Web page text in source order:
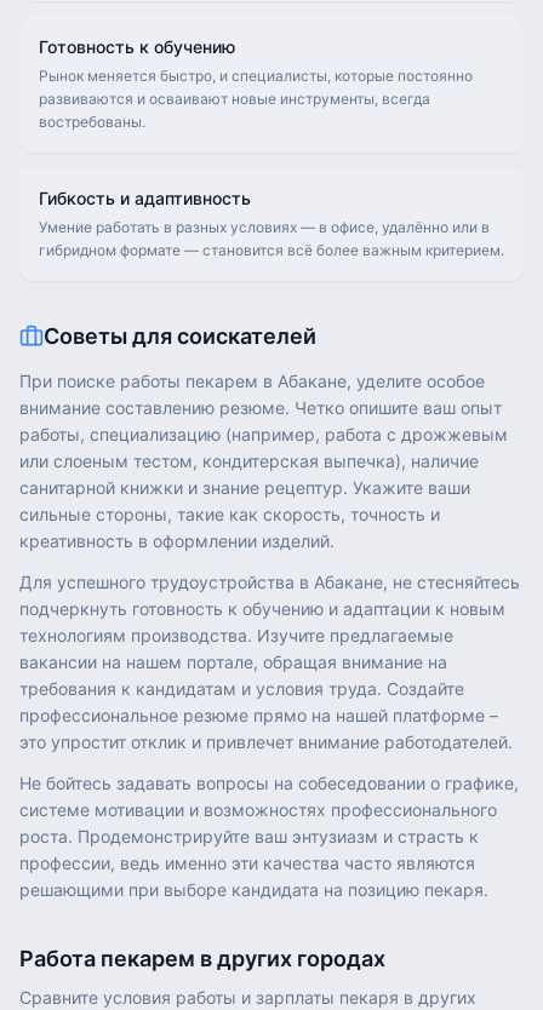
Готовность к обучению
Рынок меняется быстро, и специалисты, которые постоянно
развиваются и осваивают новые инструменты, всегда
востребованы.
Гибкость и адаптивность
Умение работать в разных условиях — в офисе, удалённо или в
гибридном формате — становится всё более важным критерием.
Советы для соискателей
При поиске работы пекарем в Абакане, уделите особое
внимание составлению резюме. Четко опишите ваш опыт
работы, специализацию (например, работа с дрожжевым
или слоеным тестом, кондитерская выпечка), наличие
санитарной книжки и знание рецептур. Укажите ваши
сильные стороны, такие как скорость, точность и
креативность в оформлении изделий.
Для успешного трудоустройства в Абакане, не стесняйтесь
подчеркнуть готовность к обучению и адаптации к новым
технологиям производства. Изучите предлагаемые
вакансии на нашем портале, обращая внимание на
требования к кандидатам и условия труда. Создайте
профессиональное резюме прямо на нашей платформе –
это упростит отклик и привлечет внимание работодателей.
Не бойтесь задавать вопросы на собеседовании о графике,
системе мотивации и возможностях профессионального
роста. Продемонстрируйте ваш энтузиазм и страсть к
профессии, ведь именно эти качества часто являются
решающими при выборе кандидата на позицию пекаря.
Работа пекарем в других городах
Сравните условия работы и зарплаты пекаря в других